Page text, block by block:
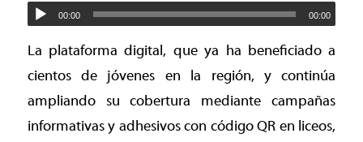
00:00 00:00
La plataforma digital, que ya ha beneficiado a
cientos de jóvenes en la región, y continúa
ampliando su cobertura mediante campañas
informativas y adhesivos con código QR en liceos,